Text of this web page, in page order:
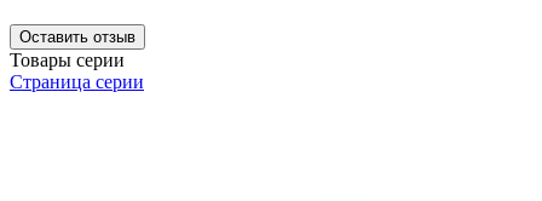
Оставить отзыв
Товары серии
Страница серии